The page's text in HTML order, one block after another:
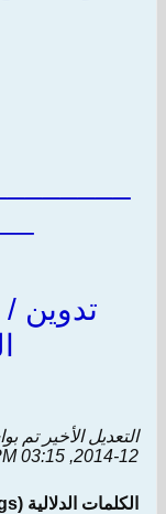
تدوين
التعديل الأخير تم
12-2014, 03:15 PM
الكلمات الدلالية (Tags):